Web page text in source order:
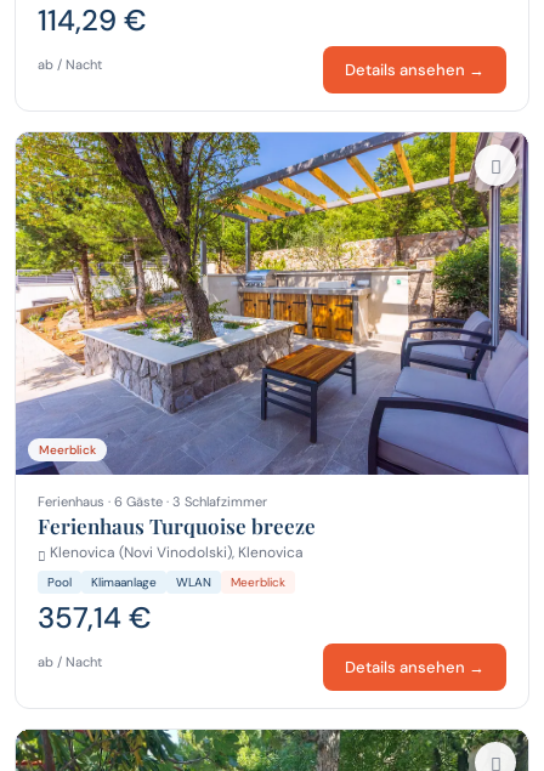
114,29 €
ab / Nacht Details ansehen →
Meerblick
Ferienhaus · 6 Gäste · 3 Schlafzimmer
Ferienhaus Turquoise breeze
Klenovica (Novi Vinodolski), Klenovica
Pool Klimaanlage WLAN Meerblick
357,14 €
ab / Nacht Details ansehen →